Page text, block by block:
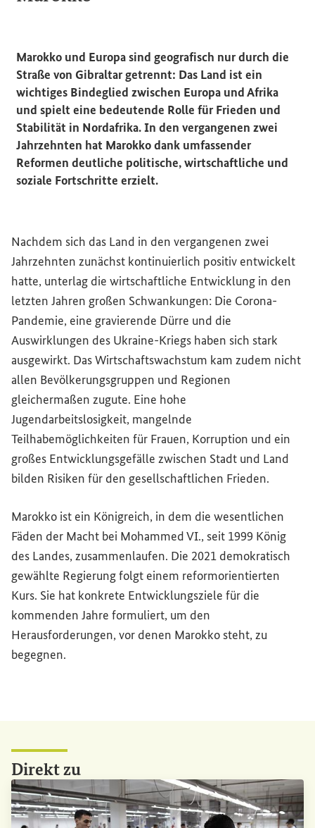
Marokko und Europa sind geografisch nur durch die
Straße von Gibraltar getrennt: Das Land ist ein
wichtiges Bindeglied zwischen Europa und Afrika
und spielt eine bedeutende Rolle für Frieden und
Stabilität in Nordafrika. In den vergangenen zwei
Jahrzehnten hat Marokko dank umfassender
Reformen deutliche politische, wirtschaftliche und
soziale Fortschritte erzielt.
Nachdem sich das Land in den vergangenen zwei
Jahrzehnten zunächst kontinuierlich positiv entwickelt
hatte, unterlag die wirtschaftliche Entwicklung in den
letzten Jahren großen Schwankungen: Die Corona-
Pandemie, eine gravierende Dürre und die
Auswirklungen des Ukraine-Kriegs haben sich stark
ausgewirkt. Das Wirtschaftswachstum kam zudem nicht
allen Bevölkerungsgruppen und Regionen
gleichermaßen zugute. Eine hohe
Jugendarbeitslosigkeit, mangelnde
Teilhabemöglichkeiten für Frauen, Korruption und ein
großes Entwicklungsgefälle zwischen Stadt und Land
bilden Risiken für den gesellschaftlichen Frieden.
Marokko ist ein Königreich, in dem die wesentlichen
Fäden der Macht bei Mohammed VI., seit 1999 König
des Landes, zusammenlaufen. Die 2021 demokratisch
gewählte Regierung folgt einem reformorientierten
Kurs. Sie hat konkrete Entwicklungsziele für die
kommenden Jahre formuliert, um den
Herausforderungen, vor denen Marokko steht, zu
begegnen.
Direkt zu